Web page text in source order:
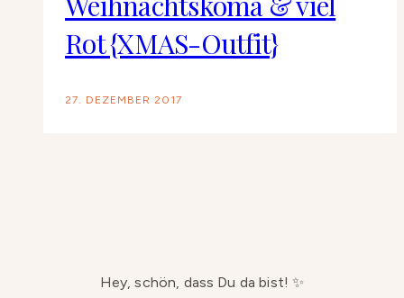
Rot {XMAS-Outfit}
27. DEZEMBER 2017
Hey, schön, dass Du da bist! ✨